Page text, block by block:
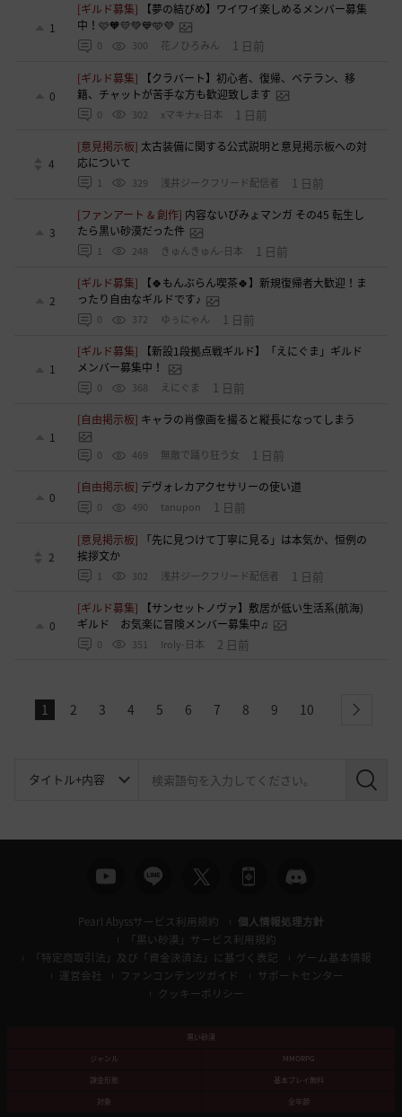
1
[ギルド募集]
【夢の結びめ】ワイワイ楽しめるメンバー募集
中！🩷🧡💛💚💙🩵💜
0 300 花ノひろみん 1 日前
0
[ギルド募集]
【クラバート】初心者、復帰、ベテラン、移
籍、チャットが苦手な方も歓迎致します
0 302 xマキナx-日本 1 日前
4
[意見掲示板] 太古装備に関する公式説明と意見掲示板への対
応について
1 329 浅井ジークフリード配信者 1 日前
3
[ファンアート & 創作] 内容ないびみょマンガ その45 転生し
たら黒い砂漠だった件
1 248 きゅんきゅん-日本 1 日前
2
[ギルド募集]
【🍀もんぶらん喫茶🍀】新規復帰者大歓迎！ま
ったり自由なギルドです♪
0 372 ゆぅにゃん 1 日前
1
[ギルド募集]
【新設1段拠点戦ギルド】「えにぐま」ギルド
メンバー募集中！
0 368 えにぐま 1 日前
1
[自由掲示板] キャラの肖像画を撮ると縦長になってしまう
0 469 無敵で踊り狂う女 1 日前
0
[自由掲示板] デヴォレカアクセサリーの使い道
0 490 tanupon 1 日前
2
[意見掲示板]
「先に見つけて丁寧に見る」は本気か、恒例の
挨拶文か
1 302 浅井ジークフリード配信者 1 日前
0
[ギルド募集]
【サンセットノヴァ】敷居が低い生活系(航海)
ギルド お気楽に冒険メンバー募集中♫
0 351 Iroly-日本 2 日前
1 2 3 4 5 6 7 8 9 10 next
検
Pearl Abyssサービス利用規約
個人情報処理方針
「黒い砂漠」サービス利用規約
「特定商取引法」及び「資金決済法」に基づく表記
ゲーム基本情報
運営会社
ファンコンテンツガイド
サポートセンター
クッキーポリシー
黒い砂漠
ジャンル
MMORPG
課金形態
基本プレイ無料
対象
全年齢